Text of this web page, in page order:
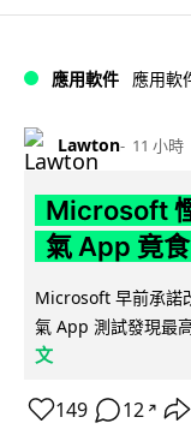
應用軟件 應用軟
Lawton 11 小時
Microsoft
氣 App 竟
Microsoft 早前承諾
氣 App 測試發現最
文
149 12 ↗